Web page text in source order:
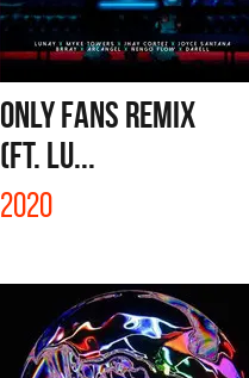
ONLY FANS REMIX
(FT. LU...
2020